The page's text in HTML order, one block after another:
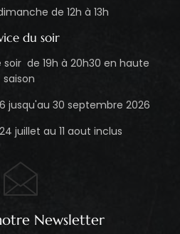
de 12h à 13h
du soir
de 19h à 20h30 en haute
saison
jusqu'au 30 septembre 2026
juillet au 11 aout inclus
Newsletter